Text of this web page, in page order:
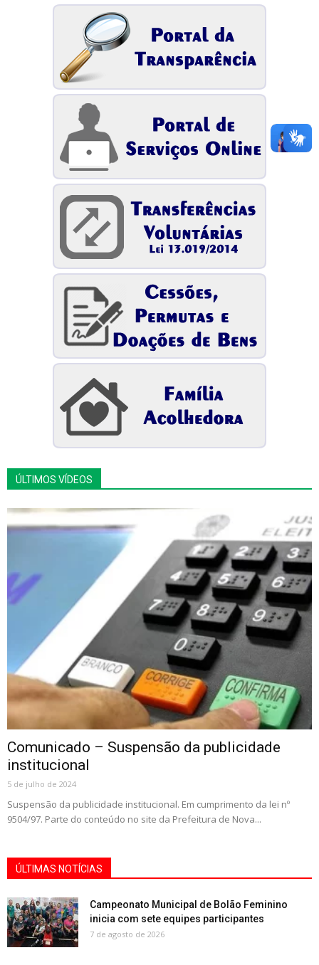
ÚLTIMOS VÍDEOS
Comunicado – Suspensão da publicidade
institucional
5 de julho de 2024
Suspensão da publicidade institucional. Em cumprimento da lei nº
9504/97. Parte do conteúdo no site da Prefeitura de Nova...
ÚLTIMAS NOTÍCIAS
Campeonato Municipal de Bolão Feminino
inicia com sete equipes participantes
7 de agosto de 2026